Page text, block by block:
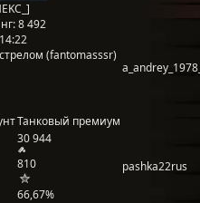
8 492
(fantomasssr)
Танковый премиум
30 944
810
66,67%
pashka22rus